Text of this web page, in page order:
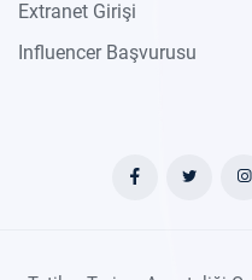
Extranet Girişi
Influencer Başvurusu